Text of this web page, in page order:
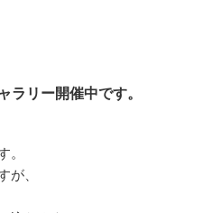
リー開催中です。
。
が、